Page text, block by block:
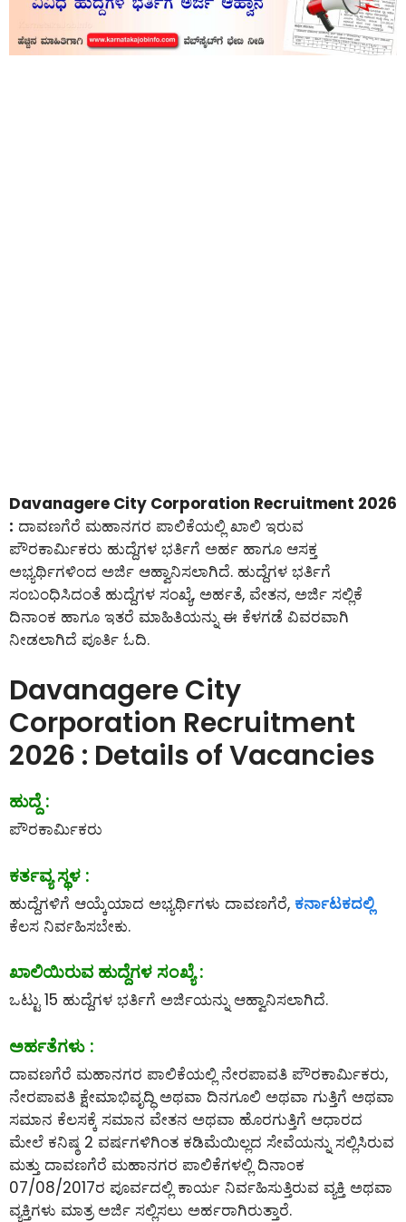
Davanagere City Corporation Recruitment 2026
: ದಾವಣಗೆರೆ ಮಹಾನಗರ ಪಾಲಿಕೆಯಲ್ಲಿ ಖಾಲಿ ಇರುವ
ಪೌರಕಾರ್ಮಿಕರು ಹುದ್ದೆಗಳ ಭರ್ತಿಗೆ ಅರ್ಹ ಹಾಗೂ ಆಸಕ್ತ
ಅಭ್ಯರ್ಥಿಗಳಿಂದ ಅರ್ಜಿ ಆಹ್ವಾನಿಸಲಾಗಿದೆ. ಹುದ್ದೆಗಳ ಭರ್ತಿಗೆ
ಸಂಬಂಧಿಸಿದಂತೆ ಹುದ್ದೆಗಳ ಸಂಖ್ಯೆ, ಅರ್ಹತೆ, ವೇತನ, ಅರ್ಜಿ ಸಲ್ಲಿಕೆ
ದಿನಾಂಕ ಹಾಗೂ ಇತರೆ ಮಾಹಿತಿಯನ್ನು ಈ ಕೆಳಗಡೆ ವಿವರವಾಗಿ
ನೀಡಲಾಗಿದೆ ಪೂರ್ತಿ ಓದಿ.
Davanagere City
Corporation Recruitment
2026 : Details of Vacancies
ಹುದ್ದೆ :
ಪೌರಕಾರ್ಮಿಕರು
ಕರ್ತವ್ಯ ಸ್ಥಳ :
ಹುದ್ದೆಗಳಿಗೆ ಆಯ್ಕೆಯಾದ ಅಭ್ಯರ್ಥಿಗಳು ದಾವಣಗೆರೆ, ಕರ್ನಾಟಕದಲ್ಲಿ
ಕೆಲಸ ನಿರ್ವಹಿಸಬೇಕು.
ಖಾಲಿಯಿರುವ ಹುದ್ದೆಗಳ ಸಂಖ್ಯೆ :
ಒಟ್ಟು 15 ಹುದ್ದೆಗಳ ಭರ್ತಿಗೆ ಅರ್ಜಿಯನ್ನು ಆಹ್ವಾನಿಸಲಾಗಿದೆ.
ಅರ್ಹತೆಗಳು :
ದಾವಣಗೆರೆ ಮಹಾನಗರ ಪಾಲಿಕೆಯಲ್ಲಿ ನೇರಪಾವತಿ ಪೌರಕಾರ್ಮಿಕರು,
ನೇರಪಾವತಿ ಕ್ಷೇಮಾಭಿವೃದ್ಧಿ ಅಥವಾ ದಿನಗೂಲಿ ಅಥವಾ ಗುತ್ತಿಗೆ ಅಥವಾ
ಸಮಾನ ಕೆಲಸಕ್ಕೆ ಸಮಾನ ವೇತನ ಅಥವಾ ಹೊರಗುತ್ತಿಗೆ ಆಧಾರದ
ಮೇಲೆ ಕನಿಷ್ಠ 2 ವರ್ಷಗಳಿಗಿಂತ ಕಡಿಮೆಯಿಲ್ಲದ ಸೇವೆಯನ್ನು ಸಲ್ಲಿಸಿರುವ
ಮತ್ತು ದಾವಣಗೆರೆ ಮಹಾನಗರ ಪಾಲಿಕೆಗಳಲ್ಲಿ ದಿನಾಂಕ
07/08/2017ರ ಪೂರ್ವದಲ್ಲಿ ಕಾರ್ಯ ನಿರ್ವಹಿಸುತ್ತಿರುವ ವ್ಯಕ್ತಿ ಅಥವಾ
ವ್ಯಕ್ತಿಗಳು ಮಾತ್ರ ಅರ್ಜಿ ಸಲ್ಲಿಸಲು ಅರ್ಹರಾಗಿರುತ್ತಾರೆ.